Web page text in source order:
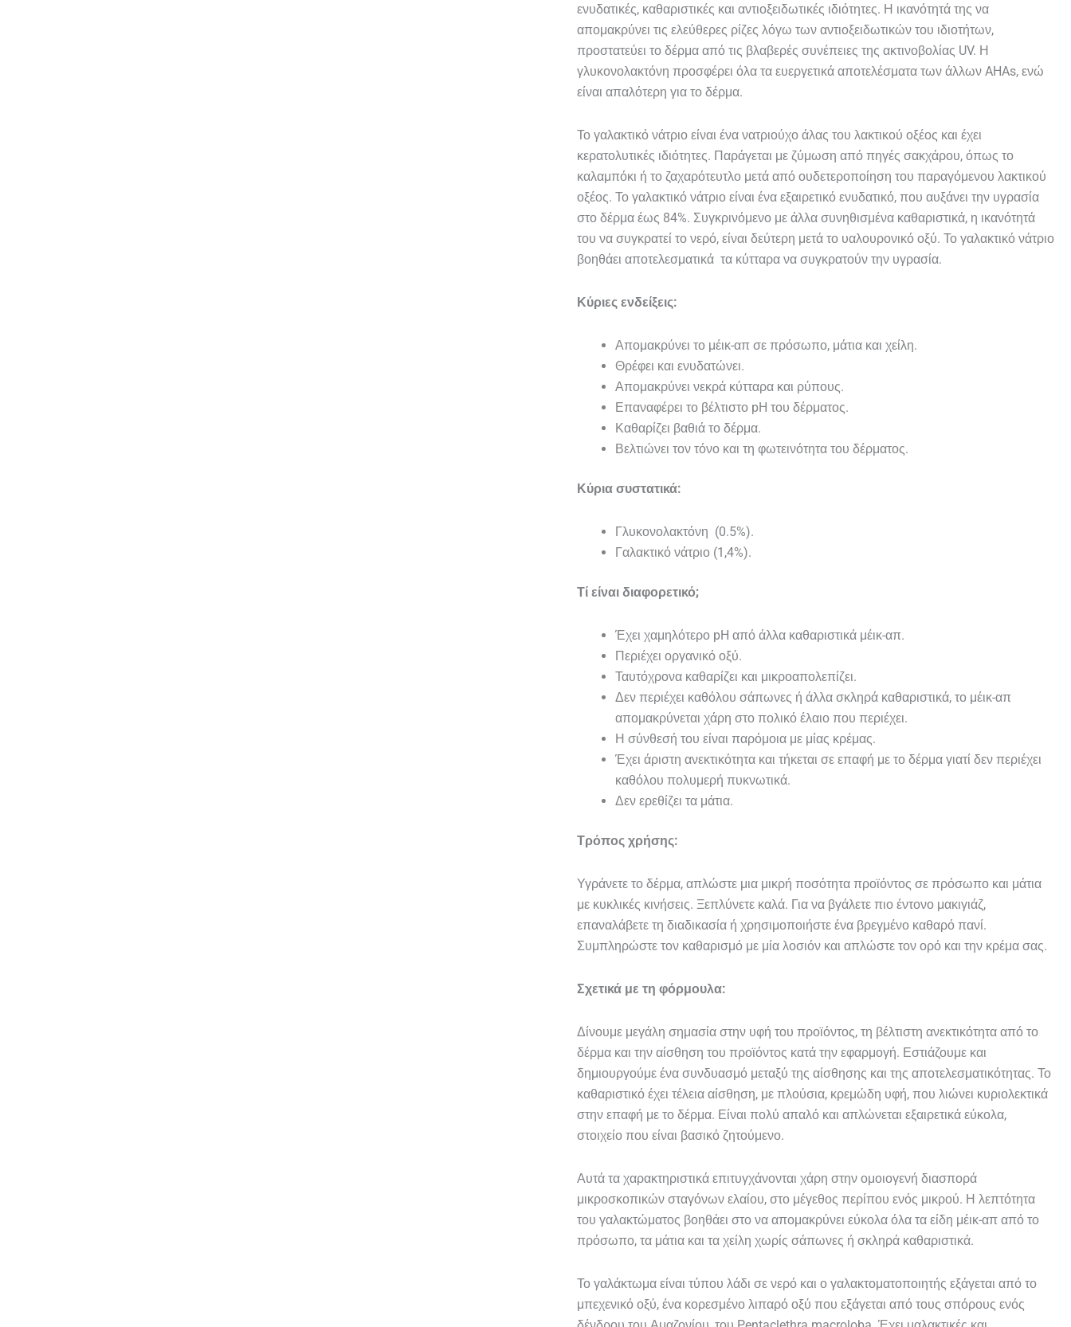
ενυδατικές, καθαριστικές και αντιοξειδωτικές ιδιότητες. Η ικανότητά της να
απομακρύνει τις ελεύθερες ρίζες λόγω των αντιοξειδωτικών του ιδιοτήτων,
προστατεύει το δέρμα από τις βλαβερές συνέπειες της ακτινοβολίας UV. Η
γλυκονολακτόνη προσφέρει όλα τα ευεργετικά αποτελέσματα των άλλων AHAs, ενώ
είναι απαλότερη για το δέρμα.
Το γαλακτικό νάτριο είναι ένα νατριούχο άλας του λακτικού οξέος και έχει
κερατολυτικές ιδιότητες. Παράγεται με ζύμωση από πηγές σακχάρου, όπως το
καλαμπόκι ή το ζαχαρότευτλο μετά από ουδετεροποίηση του παραγόμενου λακτικού
οξέος. Το γαλακτικό νάτριο είναι ένα εξαιρετικό ενυδατικό, που αυξάνει την υγρασία
στο δέρμα έως 84%. Συγκρινόμενο με άλλα συνηθισμένα καθαριστικά, η ικανότητά
του να συγκρατεί το νερό, είναι δεύτερη μετά το υαλουρονικό οξύ. Το γαλακτικό νάτριο
βοηθάει αποτελεσματικά τα κύτταρα να συγκρατούν την υγρασία.
Κύριες ενδείξεις:
Απομακρύνει το μέικ-απ σε πρόσωπο, μάτια και χείλη.
Θρέφει και ενυδατώνει.
Απομακρύνει νεκρά κύτταρα και ρύπους.
Επαναφέρει το βέλτιστο pH του δέρματος.
Καθαρίζει βαθιά το δέρμα.
Βελτιώνει τον τόνο και τη φωτεινότητα του δέρματος.
Κύρια συστατικά:
Γλυκονολακτόνη (0.5%).
Γαλακτικό νάτριο (1,4%).
Τί είναι διαφορετικό;
Έχει χαμηλότερο pH από άλλα καθαριστικά μέικ-απ.
Περιέχει οργανικό οξύ.
Ταυτόχρονα καθαρίζει και μικροαπολεπίζει.
Δεν περιέχει καθόλου σάπωνες ή άλλα σκληρά καθαριστικά, το μέικ-απ
απομακρύνεται χάρη στο πολικό έλαιο που περιέχει.
Η σύνθεσή του είναι παρόμοια με μίας κρέμας.
Έχει άριστη ανεκτικότητα και τήκεται σε επαφή με το δέρμα γιατί δεν περιέχει
καθόλου πολυμερή πυκνωτικά.
Δεν ερεθίζει τα μάτια.
Τρόπος χρήσης:
Υγράνετε το δέρμα, απλώστε μια μικρή ποσότητα προϊόντος σε πρόσωπο και μάτια
με κυκλικές κινήσεις. Ξεπλύνετε καλά. Για να βγάλετε πιο έντονο μακιγιάζ,
επαναλάβετε τη διαδικασία ή χρησιμοποιήστε ένα βρεγμένο καθαρό πανί.
Συμπληρώστε τον καθαρισμό με μία λοσιόν και απλώστε τον ορό και την κρέμα σας.
Σχετικά με τη φόρμουλα:
Δίνουμε μεγάλη σημασία στην υφή του προϊόντος, τη βέλτιστη ανεκτικότητα από το
δέρμα και την αίσθηση του προϊόντος κατά την εφαρμογή. Εστιάζουμε και
δημιουργούμε ένα συνδυασμό μεταξύ της αίσθησης και της αποτελεσματικότητας. Το
καθαριστικό έχει τέλεια αίσθηση, με πλούσια, κρεμώδη υφή, που λιώνει κυριολεκτικά
στην επαφή με το δέρμα. Είναι πολύ απαλό και απλώνεται εξαιρετικά εύκολα,
στοιχείο που είναι βασικό ζητούμενο.
Αυτά τα χαρακτηριστικά επιτυγχάνονται χάρη στην ομοιογενή διασπορά
μικροσκοπικών σταγόνων ελαίου, στο μέγεθος περίπου ενός μικρού. Η λεπτότητα
του γαλακτώματος βοηθάει στο να απομακρύνει εύκολα όλα τα είδη μέικ-απ από το
πρόσωπο, τα μάτια και τα χείλη χωρίς σάπωνες ή σκληρά καθαριστικά.
Το γαλάκτωμα είναι τύπου λάδι σε νερό και ο γαλακτοματοποιητής εξάγεται από το
μπεχενικό οξύ, ένα κορεσμένο λιπαρό οξύ που εξάγεται από τους σπόρους ενός